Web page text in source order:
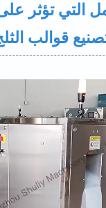
التي تؤثر
قوالب